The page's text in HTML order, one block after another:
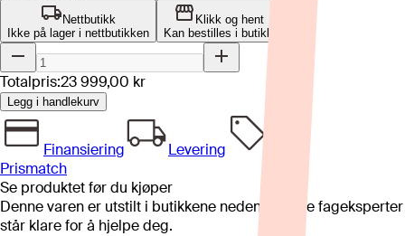
Nettbutikk
Ikke på lager i nettbutikken
Klikk og hent
Kan bestilles i butikk
Totalpris:23 999,00 kr
Legg i handlekurv
Finansiering
Levering
Prismatch
Se produktet før du kjøper
Denne varen er utstilt i butikkene nedenfor. Våre fageksperter
står klare for å hjelpe deg.